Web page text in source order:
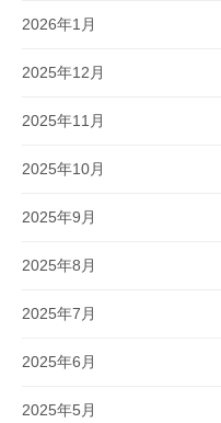
2026年1月
2025年12月
2025年11月
2025年10月
2025年9月
2025年8月
2025年7月
2025年6月
2025年5月